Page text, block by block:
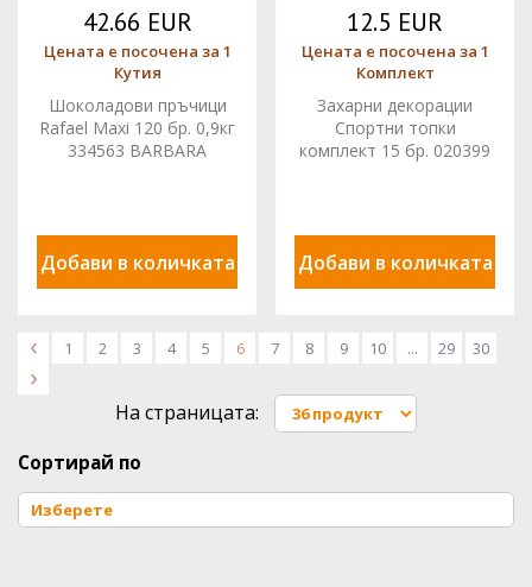
42.66 EUR
Цената е посочена за 1
Кутия
Шоколадови пръчици
Rafael Maxi 120 бр. 0,9кг
334563 BARBARA
Добави в количката
12.5 EUR
Цената е посочена за 1
Комплект
Захарни декорации
Спортни топки
комплект 15 бр. 020399
Добави в количката
< 1 2 3 4 5 6 7 8 9 10 ... 29
30
>
На страницата:
Сортирай по